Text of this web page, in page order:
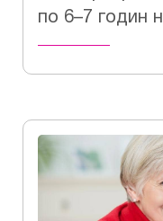
по 6–7 годин